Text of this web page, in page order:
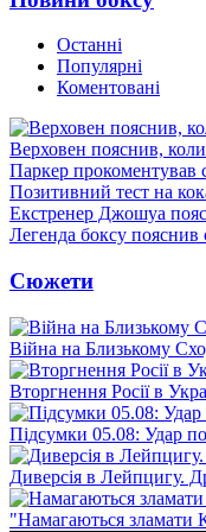
Останні
Популярні
Коментовані
Верховен пояснив,
Паркер прокоментував
Позитивний тест на
Екстренер Джошуа
Легенда боксу
Сюжети
Війна на Близькому
Вторгнення Росії в
Підсумки 05.08: Удар
Диверсія в Лейпцигу.
"Намагаються зламати